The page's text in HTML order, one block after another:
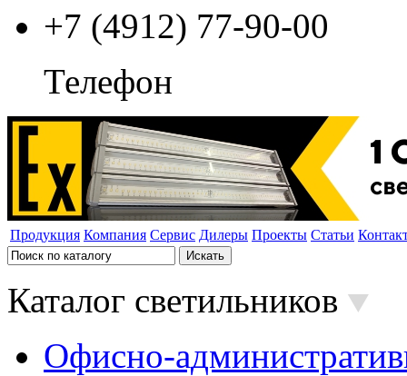
+7 (4912) 77-90-00
Телефон
Продукция Компания Сервис Дилеры Проекты Статьи
Каталог светильников
Офисно-